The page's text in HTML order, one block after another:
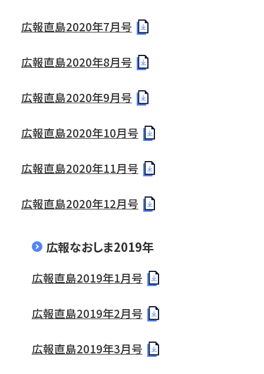
広報直島2020年7月号
広報直島2020年8月号
広報直島2020年9月号
広報直島2020年10月号
広報直島2020年11月号
広報直島2020年12月号
広報なおしま2019年
広報直島2019年1月号
広報直島2019年2月号
広報直島2019年3月号